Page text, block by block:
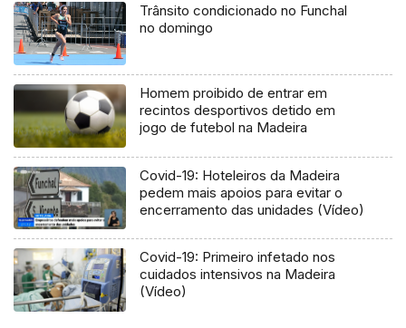
Trânsito condicionado no Funchal
no domingo
Homem proibido de entrar em
recintos desportivos detido em
jogo de futebol na Madeira
Covid-19: Hoteleiros da Madeira
pedem mais apoios para evitar o
encerramento das unidades (Vídeo)
Covid-19: Primeiro infetado nos
cuidados intensivos na Madeira
(Vídeo)